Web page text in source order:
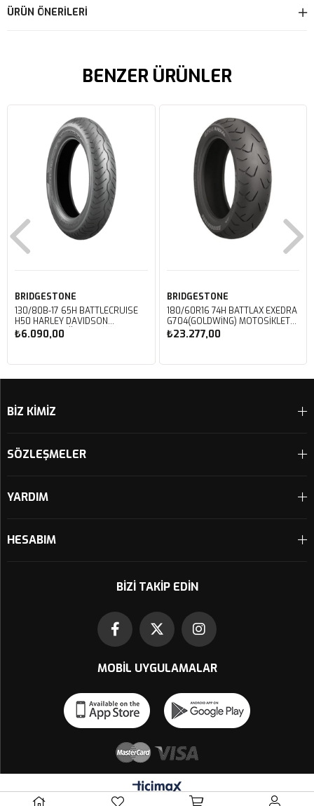
ÜRÜN ÖNERILERI
BENZER ÜRÜNLER
BRIDGESTONE
130/80B-17 65H BATTLECRUISE
H50 HARLEY DAVIDSON
MOTOSIKLET ÖN LASTIĞI (2023)
₺6.090,00
BRIDGESTONE
180/60R16 74H BATTLAX EXEDRA
G704(GOLDWING) MOTOSIKLET
ARKA LASTIĞI (2025)
₺23.277,00
BİZ KİMİZ
SÖZLEŞMELER
YARDIM
HESABIM
BIZI TAKIP EDIN
MOBIL UYGULAMALAR